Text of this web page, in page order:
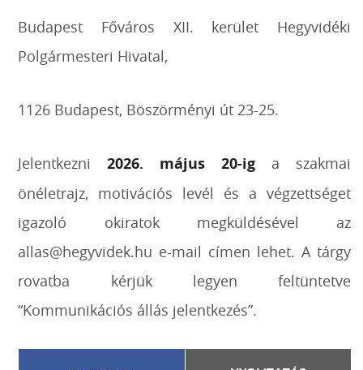
Budapest Főváros XII. kerület Hegyvidéki
Polgármesteri Hivatal,
1126 Budapest, Böszörményi út 23-25.
Jelentkezni2026. május 20-ig a szakmai
önéletrajz, motivációs levél és a végzettséget
igazoló okiratok megküldésével az
allas@hegyvidek.hu e-mail címen lehet. A tárgy
rovatba kérjük legyen feltüntetve
“Kommunikációs állás jelentkezés”.